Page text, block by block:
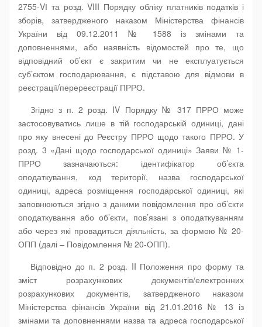
2755-VІ та розд. VIII Порядку обліку платників податків і
зборів, затвердженого наказом Міністерства фінансів
України від 09.12.2011 № 1588 із змінами та
доповненнями, або наявність відомостей про те, що
відповідний об’єкт є закритим чи не експлуатується
суб’єктом господарювання, є підставою для відмови в
реєстрації/перереєстрації ПРРО.
Згідно з п. 2 розд. IV Порядку № 317 ПРРО може
застосовуватись лише в тій господарській одиниці, дані
про яку внесені до Реєстру ПРРО щодо такого ПРРО. У
розд. 3 «Дані щодо господарської одиниці» Заяви № 1-
ПРРО зазначаються: ідентифікатор об’єкта
оподаткування, код території, назва господарської
одиниці, адреса розміщення господарської одиниці, які
заповнюються згідно з даними повідомлення про об’єкти
оподаткування або об’єкти, пов’язані з оподаткуванням
або через які провадиться діяльність, за формою № 20-
ОПП (далі – Повідомлення № 20-ОПП).
Відповідно до п. 2 розд. II Положення про форму та
зміст розрахункових документів/електронних
розрахункових документів, затвердженого наказом
Міністерства фінансів України від 21.01.2016 № 13 із
змінами та доповненнями назва та адреса господарської